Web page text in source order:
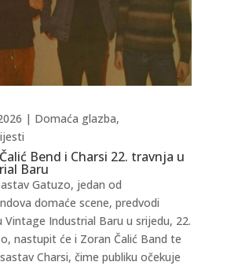
Bend i Charsi 22. travnja u
Baru
| Domaća glazba,
Gatuzo, jedan od
domaće scene, predvodi
Vintage Industrial Baru u srijedu, 22.
nastupit će i Zoran Čalić Band te
Charsi, čime publiku očekuje